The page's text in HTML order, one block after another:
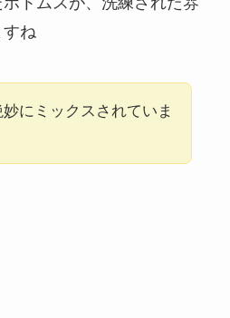
すね
にミックスされていま